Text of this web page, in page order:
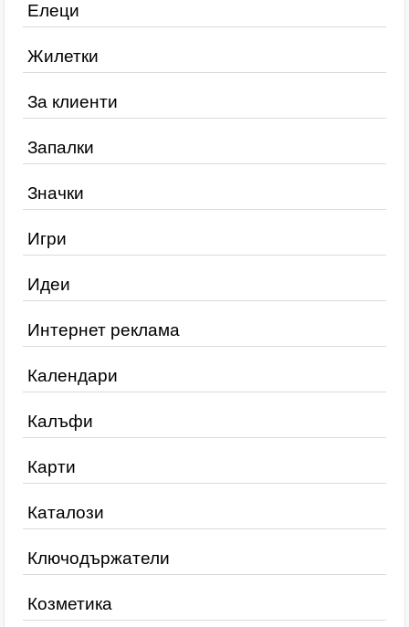
Елеци
Жилетки
За клиенти
Запалки
Значки
Игри
Идеи
Интернет реклама
Календари
Калъфи
Карти
Каталози
Ключодържатели
Козметика